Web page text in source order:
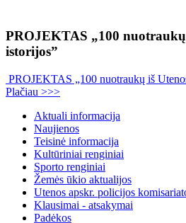
PROJEKTAS „100 nuotraukų
istorijos”
PROJEKTAS „100 nuotraukų iš
Plačiau >>>
Aktuali informacija
Naujienos
Teisinė informacija
Kultūriniai renginiai
Sporto renginiai
Žemės ūkio aktualijos
Utenos apskr. policijos
Klausimai - atsakymai
Padėkos